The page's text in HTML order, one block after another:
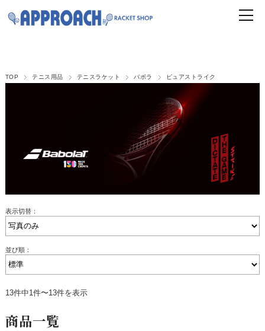
TOP テニス用品 テニスラケット バボラ ピュアストライク
表示切替：
並び順：
13件中1件〜13件を表示
商品一覧